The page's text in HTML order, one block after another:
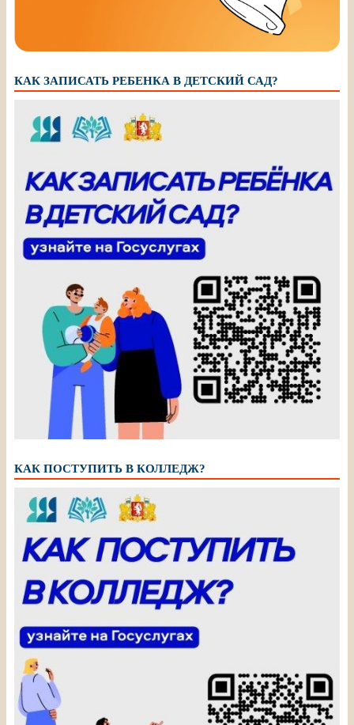
КАК ЗАПИСАТЬ РЕБЕНКА В ДЕТСКИЙ САД?
КАК ПОСТУПИТЬ В КОЛЛЕДЖ?